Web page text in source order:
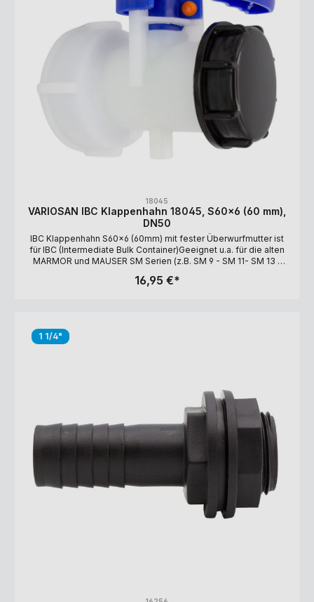
18045
VARIOSAN IBC Klappenhahn 18045, S60x6 (60 mm),
DN50
IBC Klappenhahn S60x6 (60mm) mit fester Überwurfmutter ist
für IBC (Intermediate Bulk Container)Geeignet u.a. für die alten
MARMOR und MAUSER SM Serien (z.B. SM 9 - SM 11- SM 13 -
MAUSER)Hahneingang: S60x6 (60mm)
Siegel oder Verplombung ist die Rücknahme ausgeschlossen!
16,95 €*
1 1/4"